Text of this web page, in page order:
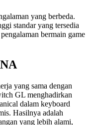
yang berbeda.
standar yang tersedia
bermain game
yang sama dengan
GL menghadirkan
dalam keyboard
Hasilnya adalah
yang lebih alami,